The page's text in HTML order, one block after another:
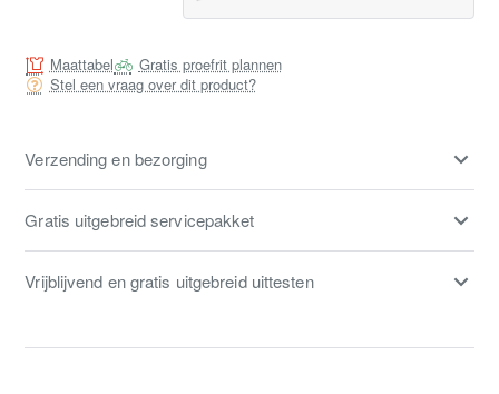
Maattabel
Gratis proefrit plannen
Stel een vraag over dit product?
Verzending en bezorging
Gratis uitgebreid servicepakket
Vrijblijvend en gratis uitgebreid uittesten